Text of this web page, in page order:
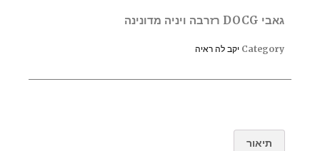
גאבי DOCG רזרבה ויניה מדונינה
Category יקב לה ראיה
תיאור